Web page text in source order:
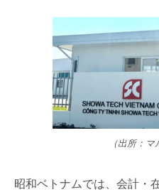
（出所：マ
昭和ベトナムでは、会計・